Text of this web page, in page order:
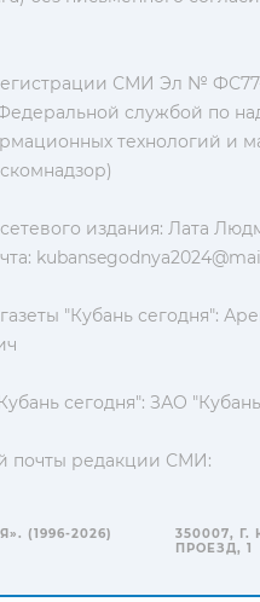
СМИ Эл № ФС77-
службой по
технологий и
издания: Лата
"Кубань сегодня":
сегодня": ЗАО
почты редакции СМИ:
(1996-2026)
350007,
ПРОЕЗД, 1